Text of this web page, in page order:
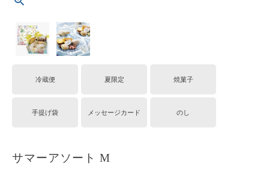
冷蔵便 夏限定 焼菓子
手提げ袋 メッセージカード のし
サマーアソート M